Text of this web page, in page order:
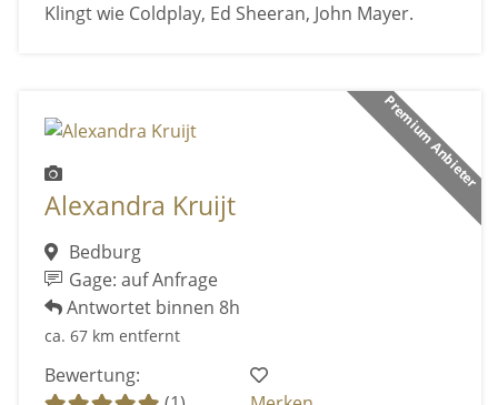
Klingt wie Coldplay, Ed Sheeran, John Mayer.
Premium Anbieter
Alexandra Kruijt
Bedburg
Gage: auf Anfrage
Antwortet binnen 8h
ca. 67 km entfernt
Bewertung: